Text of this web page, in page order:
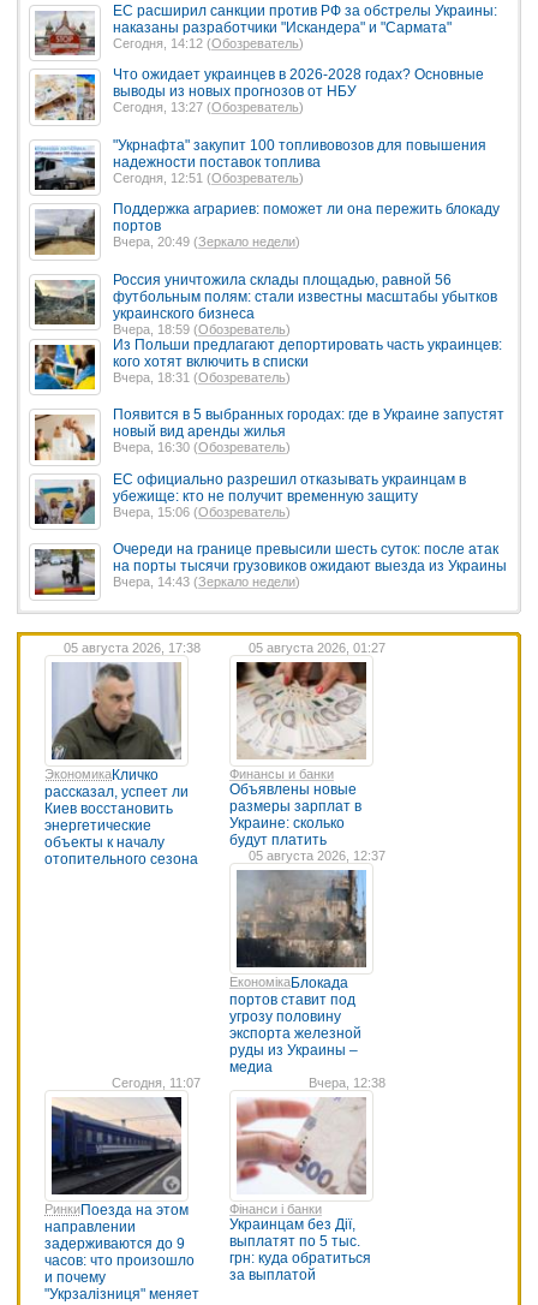
ЕС расширил санкции против РФ за обстрелы Украины:
наказаны разработчики "Искандера" и "Сармата"
Сегодня, 14:12 (Обозреватель)
Что ожидает украинцев в 2026-2028 годах? Основные
выводы из новых прогнозов от НБУ
Сегодня, 13:27 (Обозреватель)
"Укрнафта" закупит 100 топливовозов для повышения
надежности поставок топлива
Сегодня, 12:51 (Обозреватель)
Поддержка аграриев: поможет ли она пережить блокаду
портов
Вчера, 20:49 (Зеркало недели)
Россия уничтожила склады площадью, равной 56
футбольным полям: стали известны масштабы убытков
украинского бизнеса
Вчера, 18:59 (Обозреватель)
Из Польши предлагают депортировать часть украинцев:
кого хотят включить в списки
Вчера, 18:31 (Обозреватель)
Появится в 5 выбранных городах: где в Украине запустят
новый вид аренды жилья
Вчера, 16:30 (Обозреватель)
ЕС официально разрешил отказывать украинцам в
убежище: кто не получит временную защиту
Вчера, 15:06 (Обозреватель)
Очереди на границе превысили шесть суток: после атак
на порты тысячи грузовиков ожидают выезда из Украины
Вчера, 14:43 (Зеркало недели)
05 августа 2026, 17:38
ЭкономикаКличко
рассказал, успеет ли
Киев восстановить
энергетические
объекты к началу
отопительного сезона
05 августа 2026, 01:27
Финансы и банки
Объявлены новые
размеры зарплат в
Украине: сколько
будут платить
05 августа 2026, 12:37
ЕкономікаБлокада
портов ставит под
угрозу половину
экспорта железной
руды из Украины –
медиа
Сегодня, 11:07
РинкиПоезда на этом
направлении
задерживаются до 9
часов: что произошло
и почему
"Укрзалізниця" меняет
Вчера, 12:38
Фінанси і банки
Украинцам без Дії,
выплатят по 5 тыс.
грн: куда обратиться
за выплатой